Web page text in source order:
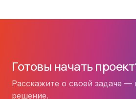
Готовы начать
Расскажите о своей задаче
решение.